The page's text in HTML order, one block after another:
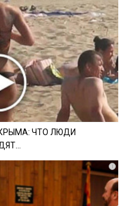
ЧТО ЛЮДИ
i